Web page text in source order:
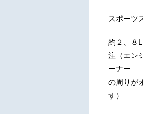
スポーツ
約２、８L
注（エン
ーナー
の周りが
す）